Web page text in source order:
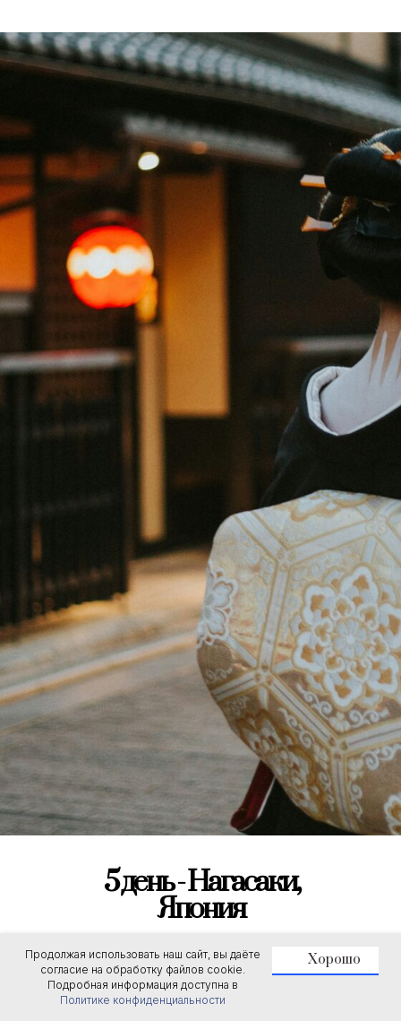
5 день - Нагасаки,
Япония
Портовый город Нагасаки печально
прославился в конце Второй Мировой
войны, когда 9 августа 1945 г. на него
была сброшена атомная бомба.
Продолжая использовать наш сайт, вы даёте
согласие на обработку файлов cookie.
Подробная информация доступна в
Политике конфиденциальности
Хорошо